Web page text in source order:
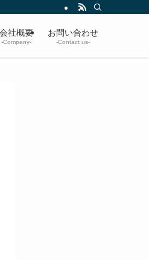
会社概要
-Company-
お問い合わせ
-Contact us-